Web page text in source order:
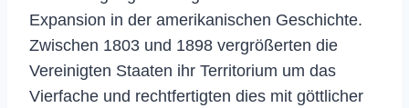
Expansion in der amerikanischen Geschichte.
Zwischen 1803 und 1898 vergrößerten die
Vereinigten Staaten ihr Territorium um das
Vierfache und rechtfertigten dies mit göttlicher